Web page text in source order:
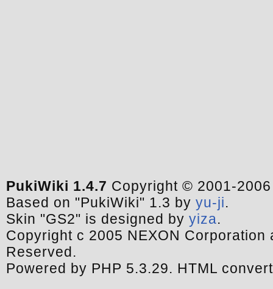
PukiWiki 1.4.7 Copyright © 2001-
Based on "PukiWiki" 1.3 by yu-ji.
Skin "GS2" is designed by yiza.
Copyright c 2005 NEXON
Reserved.
Powered by PHP 5.3.29. HTML